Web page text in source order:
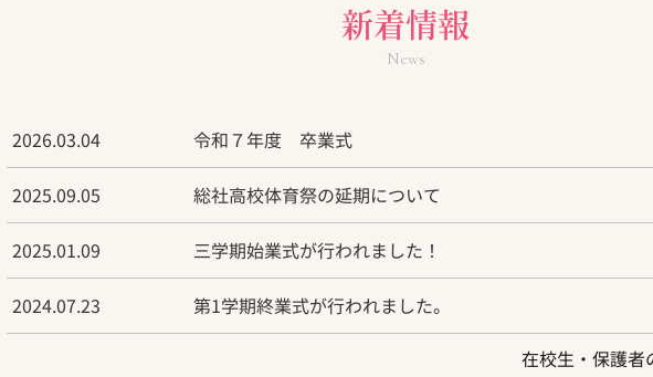
新着情報
News
2026.03.04 令和７年度 卒業式
2025.09.05 総社高校体育祭の延期について
2025.01.09 三学期始業式が行われました！
2024.07.23 第1学期終業式が行われました。
在校生・保護者